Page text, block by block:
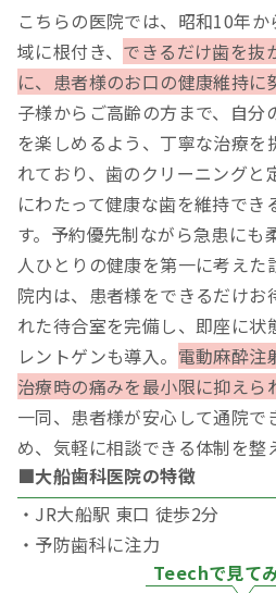
こちらの医院では、昭和10年
域に根付き、 できるだけ歯を抜
に、患者様のお口の健康維持に
子様からご高齢の方まで、自分
を楽しめるよう、丁寧な治療を
れており、歯のクリーニングと
にわたって健康な歯を維持でき
す。予約優先制ながら急患にも
人ひとりの健康を第一に考えた
院内は、患者様をできるだけお
れた待合室を完備し、即座に状
レントゲンも導入。 電動麻酔注
治療時の痛みを最小限に抑えら
一同、患者様が安心して通院で
め、気軽に相談できる体制を整
■大船歯科医院の特徴
・JR大船駅 東口 徒歩2分
・予防歯科に注力
Teechで見て